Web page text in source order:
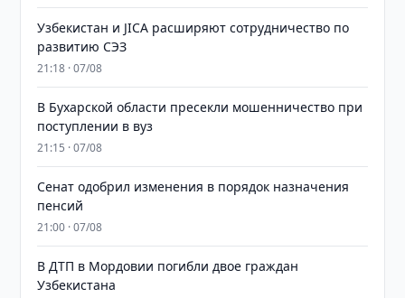
Узбекистан и JICA расширяют сотрудничество по
развитию СЭЗ
21:18 · 07/08
В Бухарской области пресекли мошенничество при
поступлении в вуз
21:15 · 07/08
Сенат одобрил изменения в порядок назначения
пенсий
21:00 · 07/08
В ДТП в Мордовии погибли двое граждан
Узбекистана